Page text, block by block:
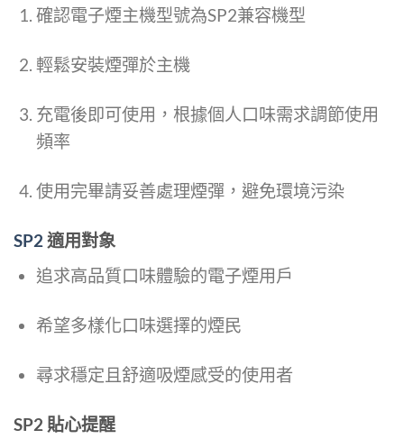
確認電子煙主機型號為SP2兼容機型
輕鬆安裝煙彈於主機
充電後即可使用，根據個人口味需求調節使用
頻率
使用完畢請妥善處理煙彈，避免環境污染
SP2 適用對象
追求高品質口味體驗的電子煙用戶
希望多樣化口味選擇的煙民
尋求穩定且舒適吸煙感受的使用者
SP2 貼心提醒